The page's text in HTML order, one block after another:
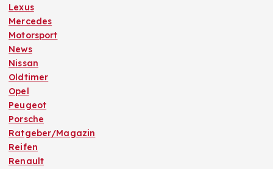
Lexus
Mercedes
Motorsport
News
Nissan
Oldtimer
Opel
Peugeot
Porsche
Ratgeber/Magazin
Reifen
Renault